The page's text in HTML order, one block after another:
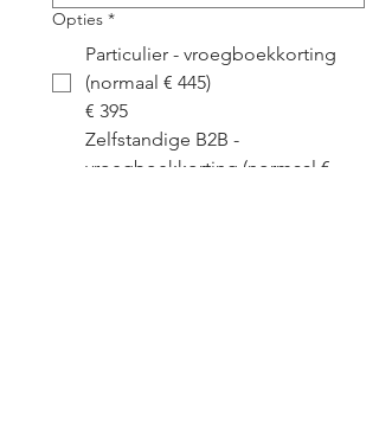
Opties *
Particulier - vroegboekkorting
(normaal € 445)
€ 395
Zelfstandige B2B -
vroegboekkorting (normaal €